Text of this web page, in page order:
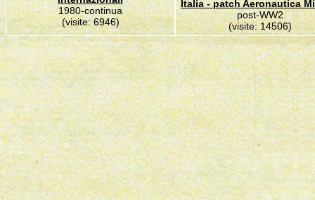
1980-continua
(visite: 6946)
Italia - patch Aeronautica
post-WW2
(visite: 14506)